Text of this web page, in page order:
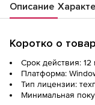
Описание
Коротко о
Срок действия: 12
Платформа:
Тип лицензии:
Минимальная